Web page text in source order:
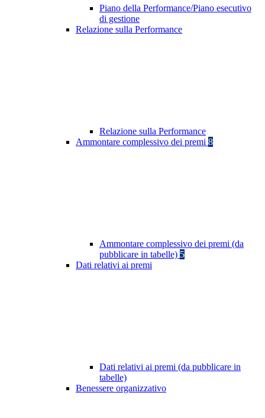
Piano della Performance/Piano esecutivo
di gestione
Relazione sulla Performance
Relazione sulla Performance
Ammontare complessivo dei premi 8
Ammontare complessivo dei premi (da
pubblicare in tabelle) 5
Dati relativi ai premi
Dati relativi ai premi (da pubblicare in
tabelle)
Benessere organizzativo